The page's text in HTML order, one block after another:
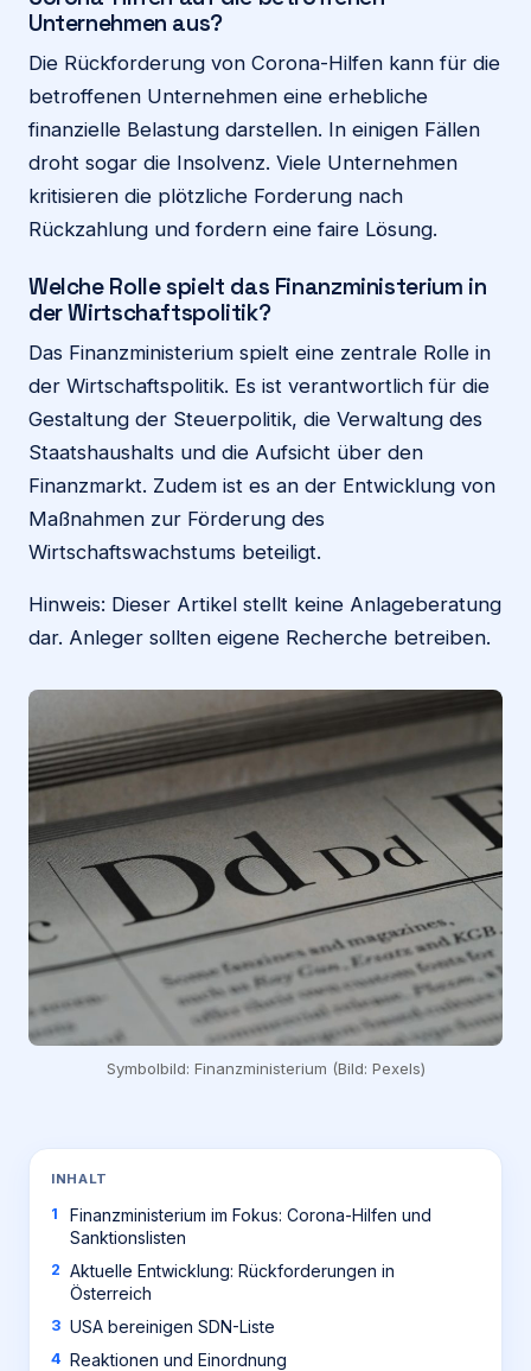
Unternehmen aus?
Die Rückforderung von Corona-Hilfen kann für die
betroffenen Unternehmen eine erhebliche
finanzielle Belastung darstellen. In einigen Fällen
droht sogar die Insolvenz. Viele Unternehmen
kritisieren die plötzliche Forderung nach
Rückzahlung und fordern eine faire Lösung.
Welche Rolle spielt das Finanzministerium in
der Wirtschaftspolitik?
Das Finanzministerium spielt eine zentrale Rolle in
der Wirtschaftspolitik. Es ist verantwortlich für die
Gestaltung der Steuerpolitik, die Verwaltung des
Staatshaushalts und die Aufsicht über den
Finanzmarkt. Zudem ist es an der Entwicklung von
Maßnahmen zur Förderung des
Wirtschaftswachstums beteiligt.
Hinweis: Dieser Artikel stellt keine Anlageberatung
dar. Anleger sollten eigene Recherche betreiben.
Symbolbild: Finanzministerium (Bild: Pexels)
INHALT
Finanzministerium im Fokus: Corona-Hilfen und
Sanktionslisten
Aktuelle Entwicklung: Rückforderungen in
Österreich
USA bereinigen SDN-Liste
Reaktionen und Einordnung